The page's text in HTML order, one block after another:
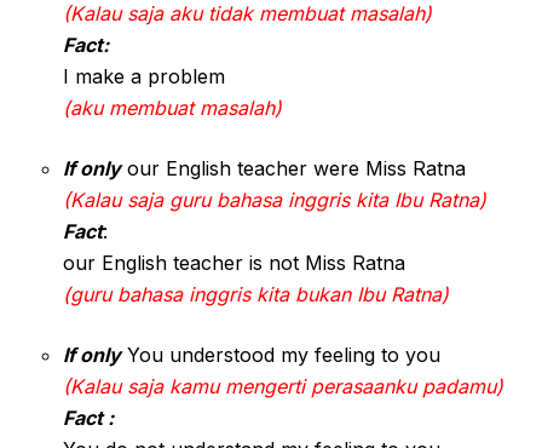
(Kalau saja aku tidak membuat masalah)
Fact:
I make a problem
(aku membuat masalah)
If onlyour English teacher were Miss Ratna
(Kalau saja guru bahasa inggris kita Ibu Ratna)
Fact:
our English teacher is not Miss Ratna
(guru bahasa inggris kita bukan Ibu Ratna)
If onlyYou understood my feeling to you
(Kalau saja kamu mengerti perasaanku padamu)
Fact :